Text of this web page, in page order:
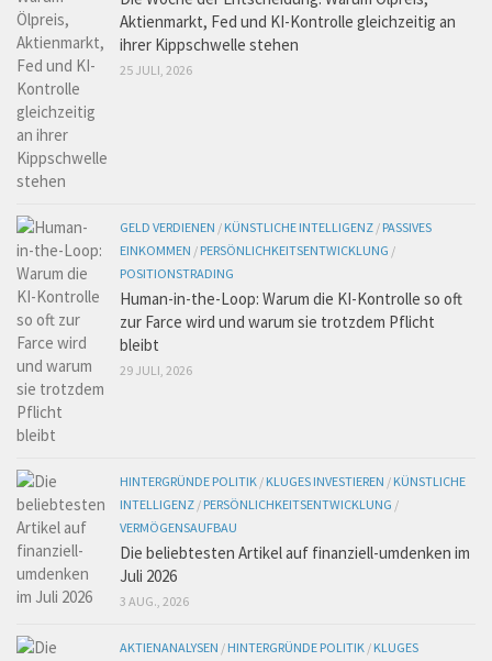
Aktienmarkt, Fed und KI-Kontrolle gleichzeitig an
ihrer Kippschwelle stehen
25 JULI, 2026
GELD VERDIENEN / KÜNSTLICHE INTELLIGENZ / PASSIVES
EINKOMMEN / PERSÖNLICHKEITSENTWICKLUNG /
POSITIONSTRADING
Human-in-the-Loop: Warum die KI-Kontrolle so oft
zur Farce wird und warum sie trotzdem Pflicht
bleibt
29 JULI, 2026
HINTERGRÜNDE POLITIK / KLUGES INVESTIEREN / KÜNSTLICHE
INTELLIGENZ / PERSÖNLICHKEITSENTWICKLUNG /
VERMÖGENSAUFBAU
Die beliebtesten Artikel auf finanziell-umdenken im
Juli 2026
3 AUG., 2026
AKTIENANALYSEN / HINTERGRÜNDE POLITIK / KLUGES